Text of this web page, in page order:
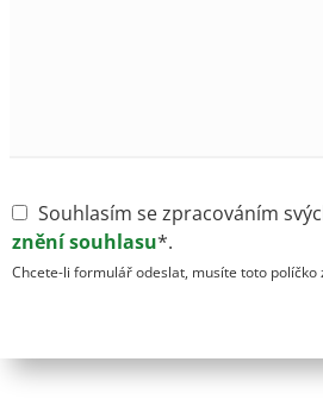
Souhlasím se zpracováním
znění souhlasu*.
Chcete-li formulář odeslat, musíte toto políčko